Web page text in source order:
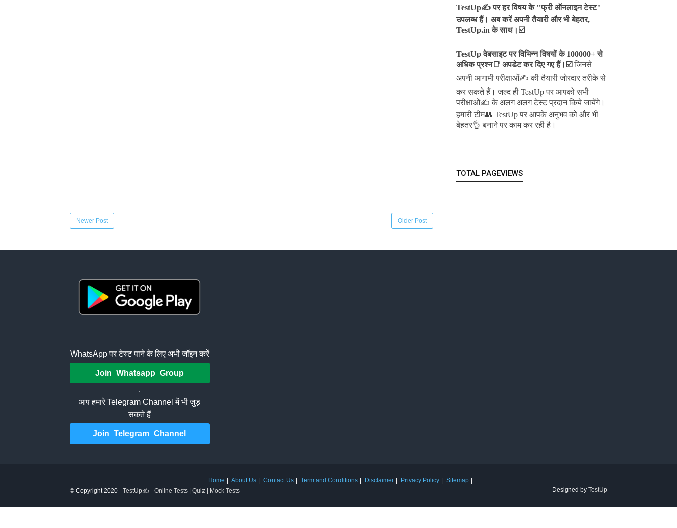
Newer Post Older Post
TestUp✍️ पर हर विषय के "फ्री ऑनलाइन टेस्ट"
उपलब्ध हैं। अब करें अपनी तैयारी और भी बेहतर,
TestUp.in के साथ।☑️
TestUp वेबसाइट पर विभिन्न विषयों के 100000+ से
अधिक प्रश्न📑 अपडेट कर दिए गए हैं। ☑️ जिनसे
अपनी आगामी परीक्षाओं✍️ की तैयारी जोरदार तरीके से
कर सकते हैं।जल्द ही TestUp पर आपको सभी
परीक्षाओं✍️ के अलग अलग टेस्ट प्रदान किये जायेंगे।
हमारी टीम👥 TestUp पर आपके अनुभव को और भी
बेहतर👌 बनाने पर काम कर रही है।
TOTAL PAGEVIEWS
WhatsApp पर टेस्ट पाने के लिए अभी जॉइन करें
Join Whatsapp Group
.
आप हमारे Telegram Channel में भी जुड़
सकते हैं
Join Telegram Channel
Home About Us Contact Us Term and Conditions Disclaimer Privacy Policy
Sitemap
© Copyright 2020 - TestUp✍️ - Online Tests | Quiz | Mock Tests Designed by TestUp